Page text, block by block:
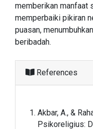
memberikan manfaat
memperbaiki pikiran
puasan,
beribadah.
References
Akbar, A., &
Psikoreligius: